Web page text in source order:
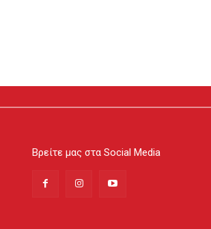
Βρείτε μας στα Social Media